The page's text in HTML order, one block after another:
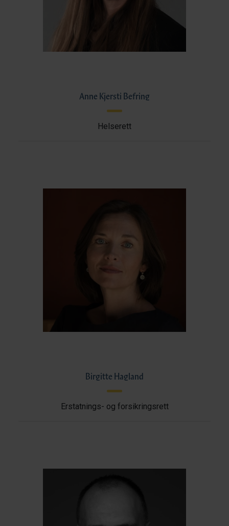
Anne Kjersti Befring
Helserett
Birgitte Hagland
Erstatnings- og forsikringsrett